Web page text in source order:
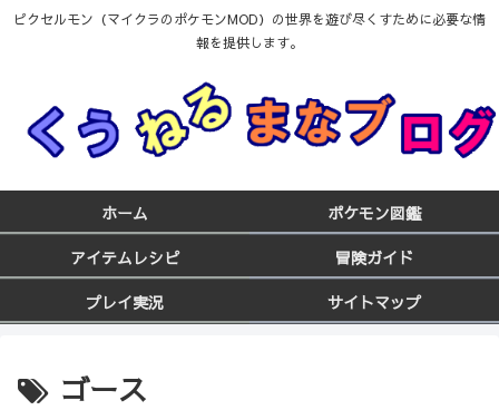
ピクセルモン（マイクラのポケモンMOD）の世界を遊び尽くすために必要な情
報を提供します。
ホーム
ポケモン図鑑
アイテムレシピ
冒険ガイド
プレイ実況
サイトマップ
ゴース